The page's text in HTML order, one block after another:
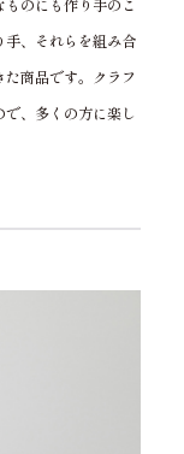
、それらを組み合
商品です。クラフ
、多くの方に楽し